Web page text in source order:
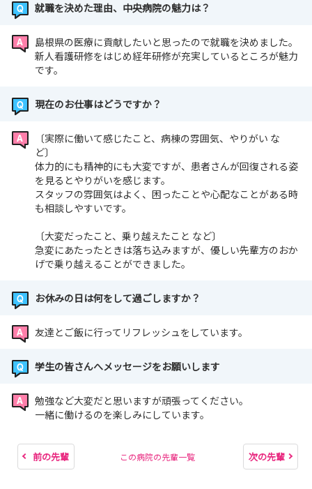
就職を決めた理由、中央病院の魅力は？
島根県の医療に貢献したいと思ったので就職を決めました。
新人看護研修をはじめ経年研修が充実しているところが魅力
です。
現在のお仕事はどうですか？
〔実際に働いて感じたこと、病棟の雰囲気、やりがい な
ど〕
体力的にも精神的にも大変ですが、患者さんが回復される姿
を見るとやりがいを感じます。
スタッフの雰囲気はよく、困ったことや心配なことがある時
も相談しやすいです。
〔大変だったこと、乗り越えたこと など〕
急変にあたったときは落ち込みますが、優しい先輩方のおか
げで乗り越えることができました。
お休みの日は何をして過ごしますか？
友達とご飯に行ってリフレッシュをしています。
学生の皆さんへメッセージをお願いします
勉強など大変だと思いますが頑張ってください。
一緒に働けるのを楽しみにしています。
前の先輩 この病院の先輩一覧 次の先輩